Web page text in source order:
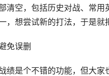
清空，包括历史对战、常
，想尝试新的打法，于是就
免误删
绩是个不错的功能，但大